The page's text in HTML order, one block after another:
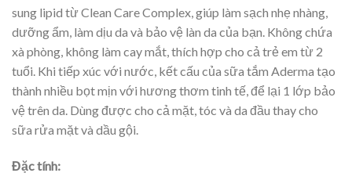
sung lipid từ Clean Care Complex, giúp làm sạch nhẹ nhàng,
dưỡng ẩm, làm dịu da và bảo vệ làn da của bạn. Không chứa
xà phòng, không làm cay mắt, thích hợp cho cả trẻ em từ 2
tuổi. Khi tiếp xúc với nước, kết cấu của sữa tắm Aderma tạo
thành nhiều bọt mịn với hương thơm tinh tế, để lại 1 lớp bảo
vệ trên da. Dùng được cho cả mặt, tóc và da đầu thay cho
sữa rửa mặt và dầu gội.
Đặc tính: